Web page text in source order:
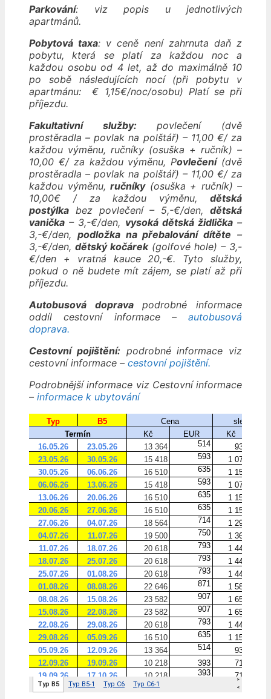
Parkování: viz popis u jednotlivých
apartmánů.
Pobytová taxa: v ceně není zahrnuta daň z
pobytu, která se platí za každou noc a
každou osobu od 4 let, až do maximálně 10
po sobě následujících nocí (při pobytu v
apartmánu: € 1,15€/noc/osobu) Platí se při
příjezdu.
Fakultativní služby: povlečení (dvě
prostěradla – povlak na polštář) – 11,00 €/ za
každou výměnu, ručníky (osuška + ručník) –
10,00 €/ za každou výměnu, Povlečení(dvě
prostěradla – povlak na polštář) – 11,00 €/ za
každou výměnu, ručníky(osuška + ručník) –
10,00€ / za každou výměnu, dětská
postýlka bez povlečení – 5,-€/den, dětská
vanička – 3,-€/den, vysoká dětská židlička–
3,-€/den, podložka na přebalování dítěte –
3,-€/den, dětský kočárek(golfové hole) – 3,-
€/den + vratná kauce 20,-€. Tyto služby,
pokud o ně budete mít zájem, se platí až při
příjezdu.
Autobusová dopravapodrobné informace
oddíl cestovní informace – autobusová
doprava.
Cestovní pojištění: podrobné informace viz
cestovní informace – cestovní pojištění.
Podrobnější informace viz Cestovní informace
– informace k ubytování